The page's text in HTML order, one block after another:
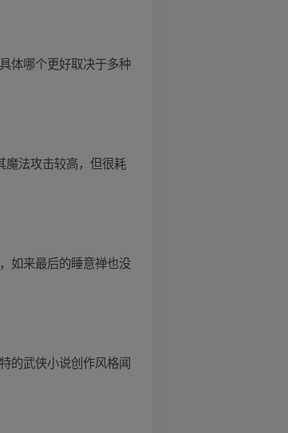
体哪个更好取决于多种
魔法攻击较高，但很耗
如来最后的睡意禅也没
的武侠小说创作风格闻